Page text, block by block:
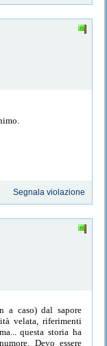
Segnala violazione
a caso) dal sapore
velata, riferimenti
questa storia ha
Devo essere